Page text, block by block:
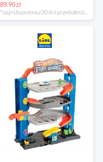
89.90 zł
*najniższa cena z 30 dni przed obniżką